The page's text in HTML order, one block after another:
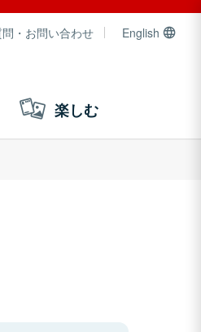
・お問い合わせ English
楽しむ